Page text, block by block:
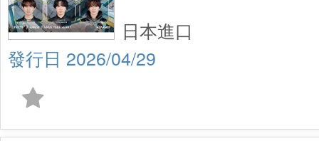
2026/04/29
日本進口